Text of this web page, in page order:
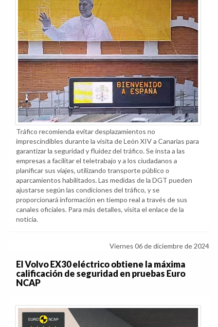
Tráfico recomienda evitar desplazamientos no
imprescindibles durante la visita de León XIV a Canarias para
garantizar la seguridad y fluidez del tráfico. Se insta a las
empresas a facilitar el teletrabajo y a los ciudadanos a
planificar sus viajes, utilizando transporte público o
aparcamientos habilitados. Las medidas de la DGT pueden
ajustarse según las condiciones del tráfico, y se
proporcionará información en tiempo real a través de sus
canales oficiales. Para más detalles, visita el enlace de la
noticia.
Viernes 06 de diciembre de 2024
El Volvo EX30 eléctrico obtiene la máxima
calificación de seguridad en pruebas Euro
NCAP